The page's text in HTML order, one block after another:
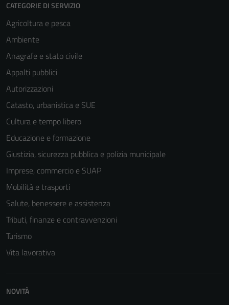
CATEGORIE DI SERVIZIO
Agricoltura e pesca
Ambiente
Anagrafe e stato civile
Appalti pubblici
Autorizzazioni
Catasto, urbanistica e SUE
Cultura e tempo libero
Educazione e formazione
Giustizia, sicurezza pubblica e polizia municipale
Imprese, commercio e SUAP
Mobilità e trasporti
Salute, benessere e assistenza
Tributi, finanze e contravvenzioni
Turismo
Vita lavorativa
NOVITÀ